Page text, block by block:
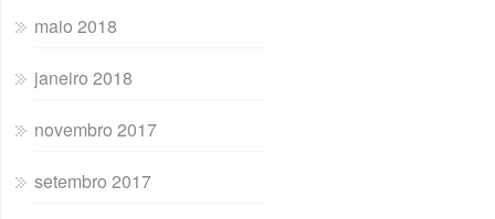
maio 2018
janeiro 2018
novembro 2017
setembro 2017